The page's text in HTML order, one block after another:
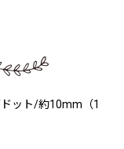
ット/約10mm（1